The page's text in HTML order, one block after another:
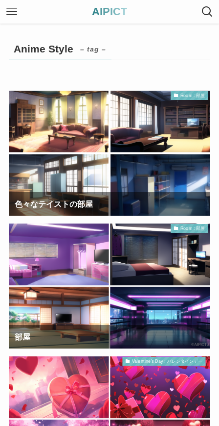
AIPICT
Anime Style – tag –
Room : 部屋
色々なテイストの部屋
Room : 部屋
部屋
Valentine's Day : バレンタインデー